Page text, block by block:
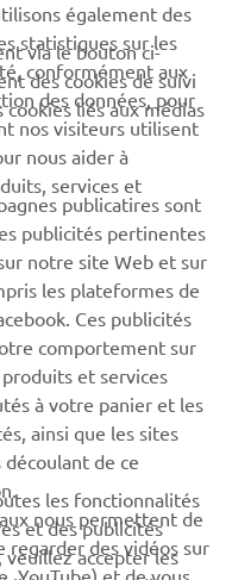
offres, les événements
également des
statistiques sur les
conformément aux
des données, pour
nos visiteurs utilisent
nous aider à
services et
via le bouton ci-
des cookies de suivi
liés aux médias
publicatires sont
publicités pertinentes
notre site Web et sur
les plateformes de
Ces publicités
comportement sur
et services
à votre panier et les
ainsi que les sites
de ce
nous permettent de
regarder des vidéos sur
YouTube) et de vous
les fonctionnalités
et des publicités
accepter les